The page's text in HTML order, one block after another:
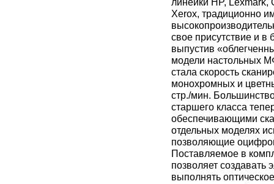
Xerox, традиционно
свое присутствие и в
выпустив
модели настольных
стала скорость
монохромных и
стр./мин.
старшего класса
обеспечивающими
отдельных моделях
позволяющие
Поставляемое в
позволяет
выполнять